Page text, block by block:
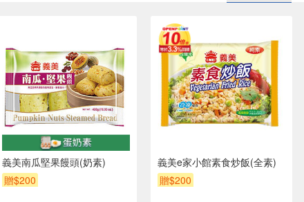
義美南瓜堅果饅頭(奶素)
贈$200
義美e家小館素食炒飯(全素)
贈$200